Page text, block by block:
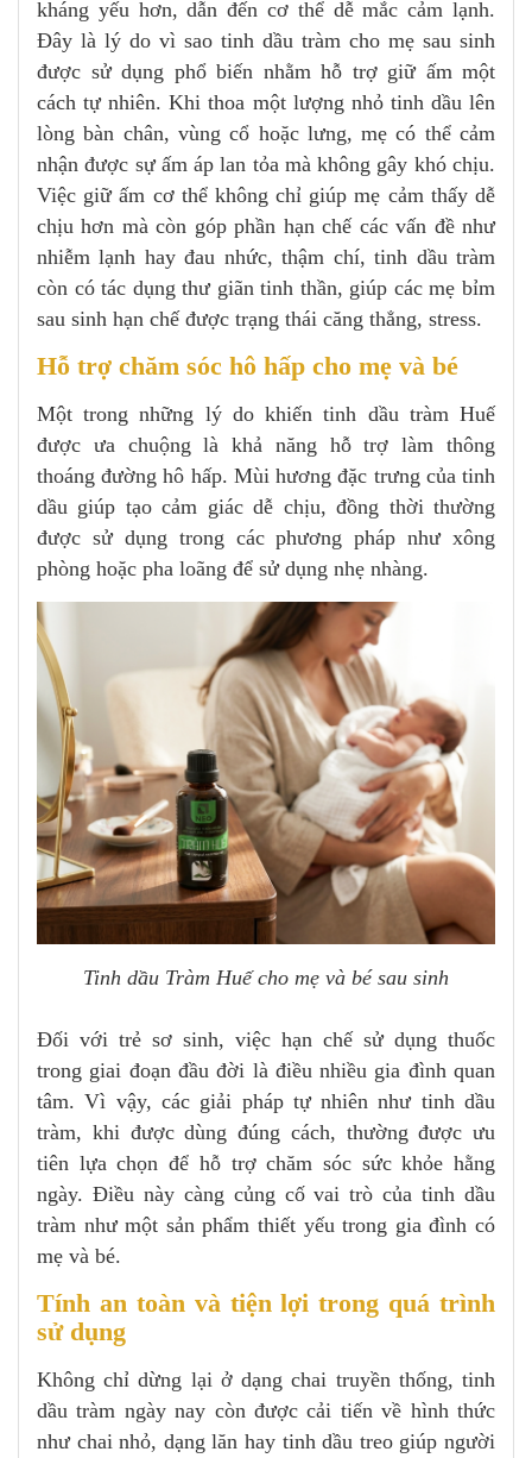
kháng yếu hơn, dẫn đến cơ thể dễ mắc cảm lạnh.
Đây là lý do vì sao tinh dầu tràm cho mẹ sau sinh
được sử dụng phổ biến nhằm hỗ trợ giữ ấm một
cách tự nhiên. Khi thoa một lượng nhỏ tinh dầu lên
lòng bàn chân, vùng cổ hoặc lưng, mẹ có thể cảm
nhận được sự ấm áp lan tỏa mà không gây khó chịu.
Việc giữ ấm cơ thể không chỉ giúp mẹ cảm thấy dễ
chịu hơn mà còn góp phần hạn chế các vấn đề như
nhiễm lạnh hay đau nhức, thậm chí, tinh dầu tràm
còn có tác dụng thư giãn tinh thần, giúp các mẹ bỉm
sau sinh hạn chế được trạng thái căng thẳng, stress.
Hỗ trợ chăm sóc hô hấp cho mẹ và bé
Một trong những lý do khiến tinh dầu tràm Huế
được ưa chuộng là khả năng hỗ trợ làm thông
thoáng đường hô hấp. Mùi hương đặc trưng của tinh
dầu giúp tạo cảm giác dễ chịu, đồng thời thường
được sử dụng trong các phương pháp như xông
phòng hoặc pha loãng để sử dụng nhẹ nhàng.
Tinh dầu Tràm Huế cho mẹ và bé sau sinh
Đối với trẻ sơ sinh, việc hạn chế sử dụng thuốc
trong giai đoạn đầu đời là điều nhiều gia đình quan
tâm. Vì vậy, các giải pháp tự nhiên như tinh dầu
tràm, khi được dùng đúng cách, thường được ưu
tiên lựa chọn để hỗ trợ chăm sóc sức khỏe hằng
ngày. Điều này càng củng cố vai trò của tinh dầu
tràm như một sản phẩm thiết yếu trong gia đình có
mẹ và bé.
Tính an toàn và tiện lợi trong quá trình
sử dụng
Không chỉ dừng lại ở dạng chai truyền thống, tinh
dầu tràm ngày nay còn được cải tiến về hình thức
như chai nhỏ, dạng lăn hay tinh dầu treo giúp người